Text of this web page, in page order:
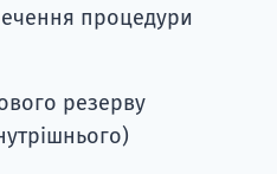
процедури
резерву